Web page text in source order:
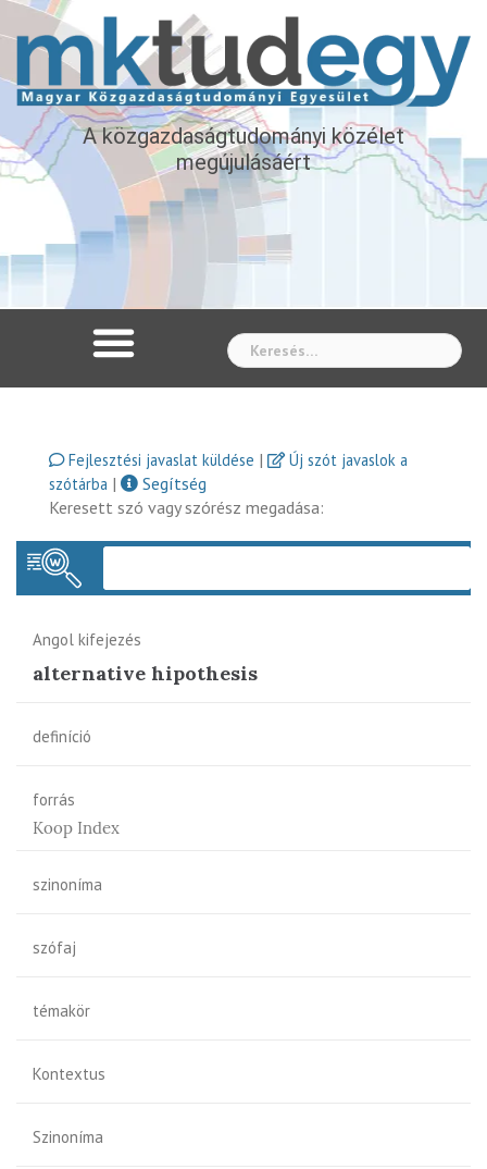
A közgazdaságtudományi közélet
megújulásáért
Fejlesztési javaslat küldése |
Új szót javaslok a
szótárba |
Segítség
Keresett szó vagy szórész megadása:
Angol kifejezés
alternative hipothesis
definíció
forrás
Koop Index
szinoníma
szófaj
témakör
Kontextus
Szinoníma